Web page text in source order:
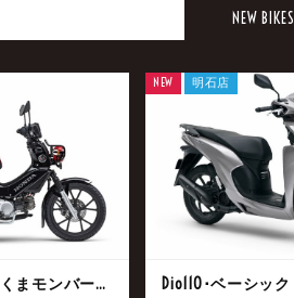
NEW BIKES
クロスカブ110 くまモンバージョン Dio110･ベーシック
NEW 明石店